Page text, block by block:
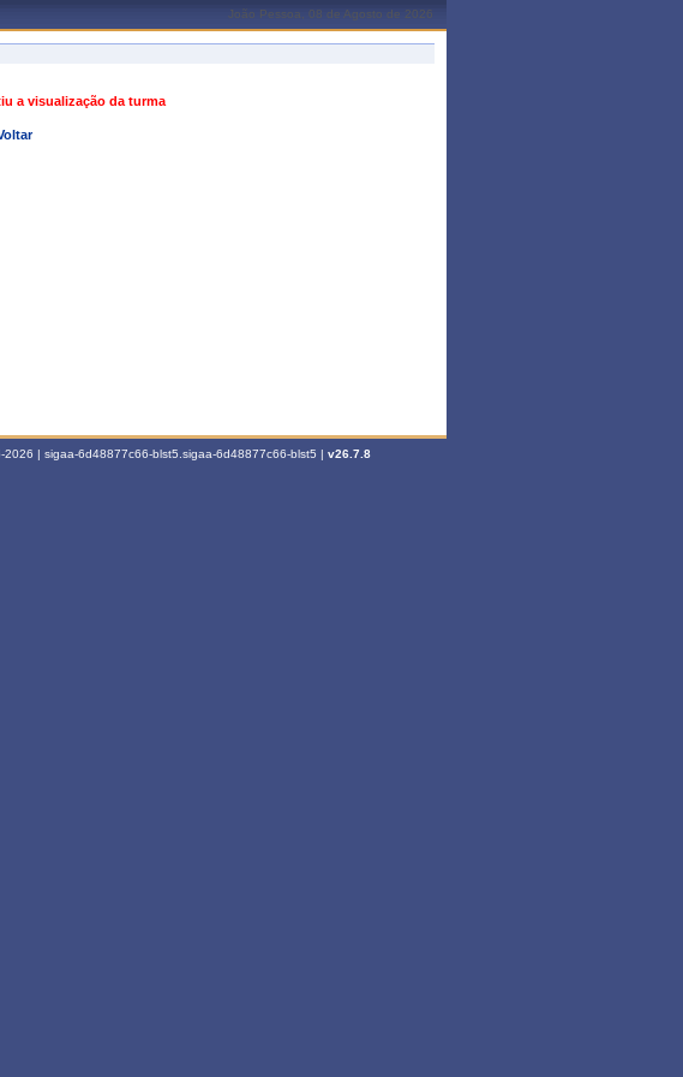
João Pessoa, 08 de Agosto de 2026
a visualização da turma
| sigaa-6d48877c66-blst5.sigaa-6d48877c66-blst5 | v26.7.8